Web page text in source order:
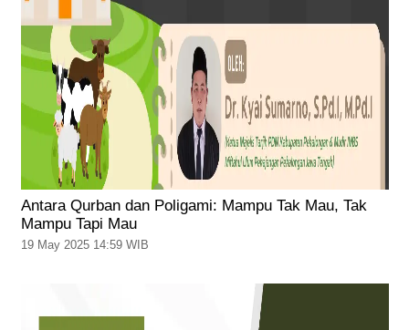
Antara Qurban dan Poligami: Mampu Tak Mau, Tak
Mampu Tapi Mau
19 May 2025 14:59 WIB